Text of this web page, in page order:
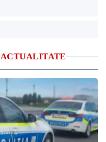
ACTUALITATE